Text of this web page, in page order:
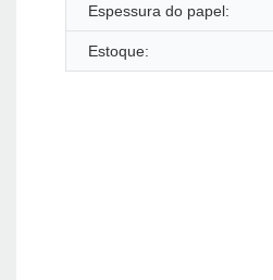
Espessura do papel:
Estoque: